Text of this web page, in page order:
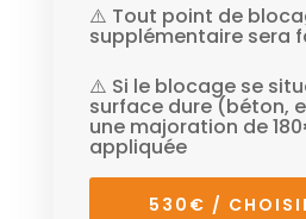
⚠️ Tout point de
supplémentaire sera
⚠️ Si le blocage se
surface dure (béton,
une majoration de
appliquée
530€ /